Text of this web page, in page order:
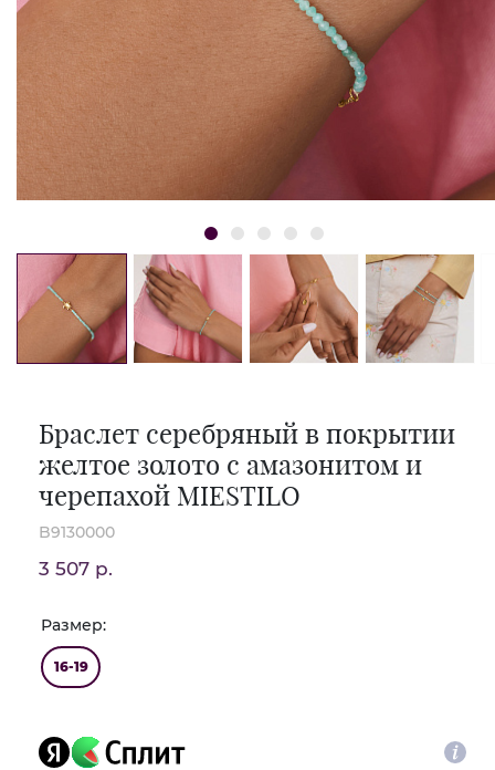
Браслет серебряный в покрытии
желтое золото с амазонитом и
черепахой MIESTILO
B9130000
3 507 р.
Размер:
16-19